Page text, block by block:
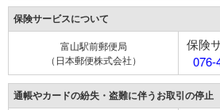
保険サービスについて
富山駅前郵便局
（日本郵便株式会社）
保険
076-
通帳やカードの紛失・盗難に伴うお取引の停止